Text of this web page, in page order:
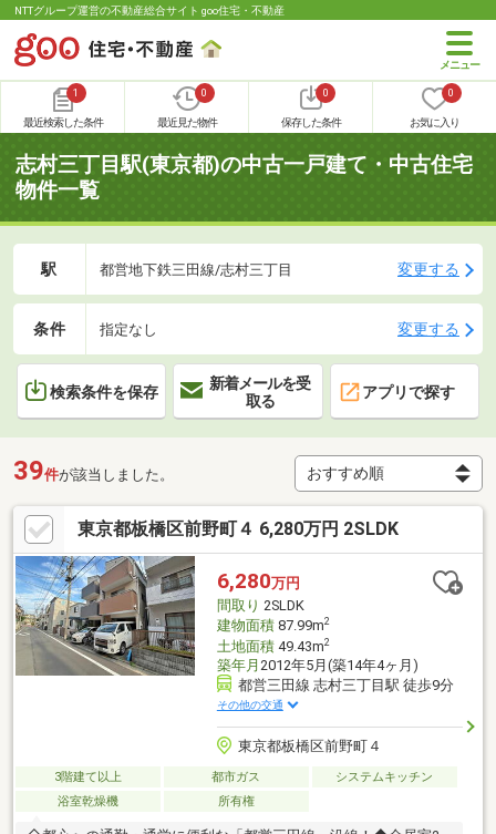
NTTグループ運営の不動産総合サイト goo住宅・不動産
1
最近検索した条件
0
最近見た物件
0
保存した条件
0
お気に入り
志村三丁目駅(東京都)の中古一戸建て・中古住宅
物件一覧
駅 都営地下鉄三田線/志村三丁目 変更する
条件 指定なし 変更する
検索条件を保存
新着メールを受
取る
アプリで探す
39件が該当しました。
東京都板橋区前野町４ 6,280万円 2SLDK
6,280万円
間取り 2SLDK
建物面積87.99m2
土地面積49.43m2
築年月 2012年5月(築14年4ヶ月)
都営三田線 志村三丁目駅 徒歩9分
その他の交通
東京都板橋区前野町４
3階建て以上 都市ガス
システムキッチン
浴室乾燥機
所有権